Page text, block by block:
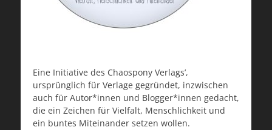
Eine Initiative des Chaospony Verlags’,
ursprünglich für Verlage gegründet, inzwischen
auch für Autor*innen und Blogger*innen gedacht,
die ein Zeichen für Vielfalt, Menschlichkeit und
ein buntes Miteinander setzen wollen.